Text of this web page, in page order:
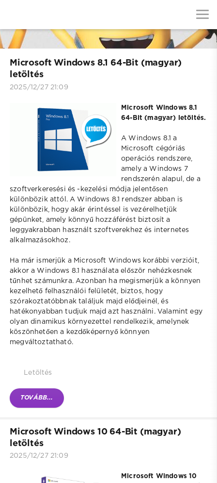
Microsoft Windows 8.1 64-Bit (magyar)
letöltés
2025/12/27 21:09
Microsoft Windows 8.1
64-Bit (magyar) letöltés.
A Windows 8.1 a
Microsoft cégóriás
operációs rendszere,
amely a Windows 7
rendszerén alapul, de a
szoftverkeresési és -kezelési módja jelentősen
különbözik attól. A Windows 8.1 rendszer abban is
különbözik, hogy akár érintéssel is vezérelhetjük
gépünket, amely könnyű hozzáférést biztosít a
leggyakrabban használt szoftverekhez és internetes
alkalmazásokhoz.
Ha már ismerjük a Microsoft Windows korábbi verzióit,
akkor a Windows 8.1 használata először nehézkesnek
tűnhet számunkra. Azonban ha megismerjük a könnyen
kezelhető felhasználói felületét, biztos, hogy
szórakoztatóbbnak találjuk majd elődjeinél, és
hatékonyabban tudjuk majd azt használni. Valamint egy
olyan dinamikus környezettel rendelkezik, amelynek
köszönhetően a kezdőképernyő könnyen
megváltoztatható.
Letöltés
TOVÁBB...
Microsoft Windows 10 64-Bit (magyar)
letöltés
2025/12/27 21:09
Microsoft Windows 10